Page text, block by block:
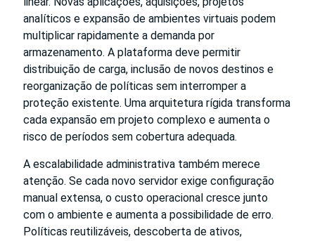
analíticos e expansão de ambientes virtuais podem
multiplicar rapidamente a demanda por
armazenamento. A plataforma deve permitir
distribuição de carga, inclusão de novos destinos e
reorganização de políticas sem interromper a
proteção existente. Uma arquitetura rígida transforma
cada expansão em projeto complexo e aumenta o
risco de períodos sem cobertura adequada.
A escalabilidade administrativa também merece
atenção. Se cada novo servidor exige configuração
manual extensa, o custo operacional cresce junto
com o ambiente e aumenta a possibilidade de erro.
Políticas reutilizáveis, descoberta de ativos,